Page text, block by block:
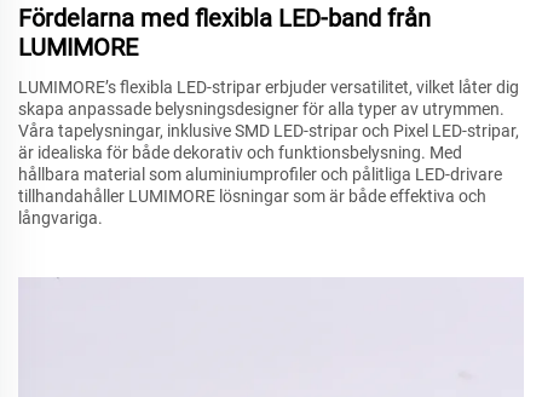
Fördelarna med flexibla LED-band från
LUMIMORE
LUMIMORE’s flexibla LED-stripar erbjuder versatilitet, vilket låter dig
skapa anpassade belysningsdesigner för alla typer av utrymmen.
Våra tapelysningar, inklusive SMD LED-stripar och Pixel LED-stripar,
är idealiska för både dekorativ och funktionsbelysning. Med
hållbara material som aluminiumprofiler och pålitliga LED-drivare
tillhandahåller LUMIMORE lösningar som är både effektiva och
långvariga.